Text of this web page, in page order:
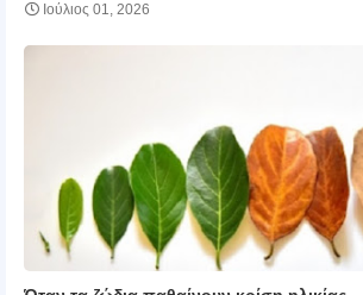
Ιούλιος 01, 2026